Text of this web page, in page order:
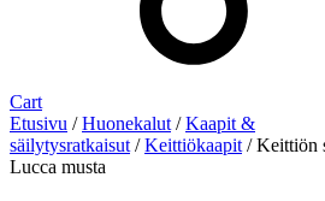
Cart
Etusivu /Huonekalut /Kaapit &
säilytysratkaisut /Keittiökaapit / Keittiön
Lucca musta